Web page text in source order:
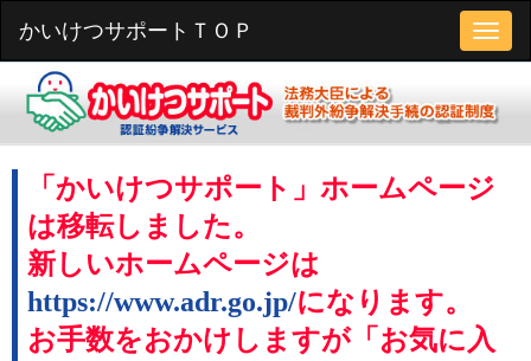
かいけつサポートＴＯＰ
「かいけつサポート」ホームページ
は移転しました。
新しいホームページは
https://www.adr.go.jp/になります。
お手数をおかけしますが「お気に入